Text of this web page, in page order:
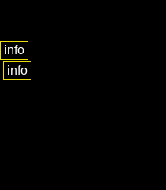
info
info